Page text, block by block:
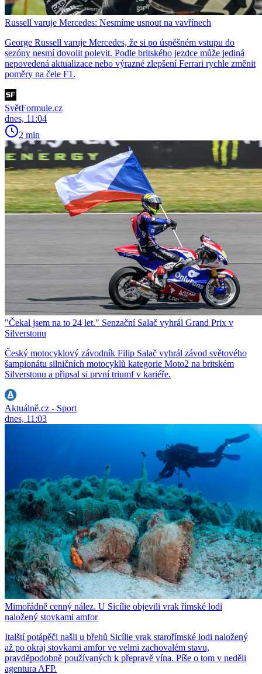
Russell varuje Mercedes: Nesmíme usnout na vavřínech
George Russell varuje Mercedes, že si po úspěšném vstupu do
sezóny nesmí dovolit polevit. Podle britského jezdce může jediná
nepovedená aktualizace nebo výrazné zlepšení Ferrari rychle změnit
poměry na čele F1.
SvětFormule.cz
dnes, 11:04
2 min
"Čekal jsem na to 24 let." Senzační Salač vyhrál Grand Prix v
Silverstonu
Český motocyklový závodník Filip Salač vyhrál závod světového
šampionátu silničních motocyklů kategorie Moto2 na britském
Silverstonu a připsal si první triumf v kariéře.
Aktuálně.cz - Sport
dnes, 11:03
Mimořádně cenný nález. U Sicílie objevili vrak římské lodi
naložený stovkami amfor
Italští potápěči našli u břehů Sicílie vrak starořímské lodi naložený
až po okraj stovkami amfor ve velmi zachovalém stavu,
pravděpodobně používaných k přepravě vína. Píše o tom v neděli
agentura AFP.